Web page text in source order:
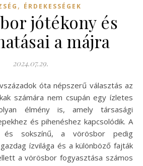
, ÉRDEKESSÉGEK
jótékony és
a májra
2024.07.29.
számára nem csupán egy ízletes
élmény is, amely társasági
és pihenéshez kapcsolódik. A
és sokszínű, a vörösbor pedig
ízvilága és a különböző fajták
a vörösbor fogyasztása számos